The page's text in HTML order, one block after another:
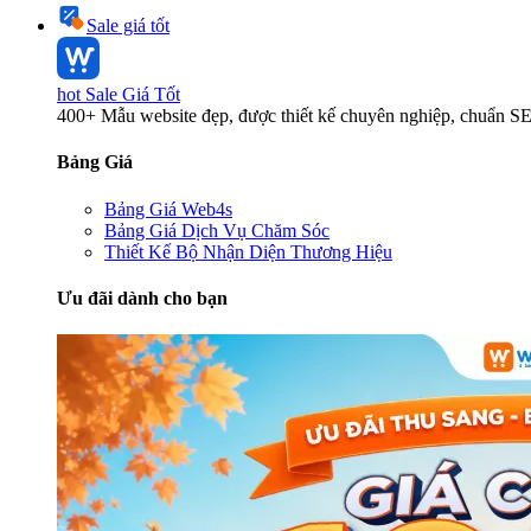
Sale giá tốt
hot Sale Giá Tốt
400+ Mẫu website đẹp, được thiết kế chuyên nghiệp, chuẩn
Bảng Giá
Bảng Giá Web4s
Bảng Giá Dịch Vụ Chăm Sóc
Thiết Kế Bộ Nhận Diện Thương Hiệu
Ưu đãi dành cho bạn